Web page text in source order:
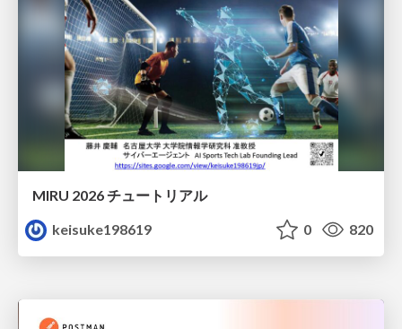
MIRU 2026 チュートリアル
keisuke198619
0 820